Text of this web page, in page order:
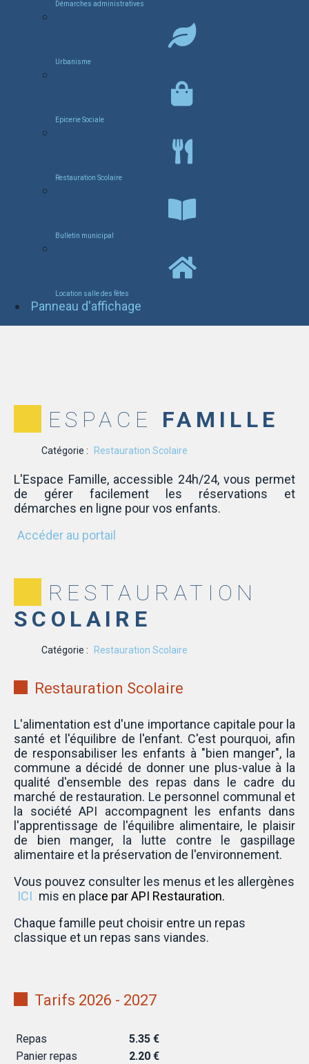
Démarches administratives
Urbanisme
Epicerie Sociale
Restauration Scolaire
Bulletin municipal
Location salle des fêtes
Panneau d'affichage
ESPACE FAMILLE
Catégorie : Restauration Scolaire
L'Espace Famille, accessible 24h/24, vous permet
de gérer facilement les réservations et
démarches en ligne pour vos enfants.
Accéder au portail
RESTAURATION
SCOLAIRE
Catégorie : Restauration Scolaire
Restauration Scolaire
L'alimentation est d'une importance capitale pour la
santé et l'équilibre de l'enfant. C'est pourquoi, afin
de responsabiliser les enfants à "bien manger", la
commune a décidé de donner une plus-value à la
qualité d'ensemble des repas dans le cadre du
marché de restauration. Le personnel communal et
la société API accompagnent les enfants dans
l'apprentissage de l'équilibre alimentaire, le plaisir
de bien manger, la lutte contre le gaspillage
alimentaire et la préservation de l'environnement.
Vous pouvez consulter les menus et les allergènes
ICI mis en place par API Restauration.
Chaque famille peut choisir entre un repas
classique et un repas sans viandes.
Tarifs 2026 - 2027
Repas
5.35 €
Panier repas
2.20 €